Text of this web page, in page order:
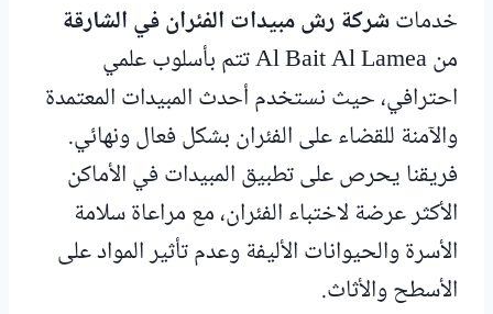
خدماتشركة رش مبيدات الفئران في الشارقة
من Al Bait Al Lamea تتم بأسلوب علمي
احترافي، حيث نستخدم أحدث المبيدات المعتمدة
والآمنة للقضاء على الفئران بشكل فعال ونهائي.
فريقنا يحرص على تطبيق المبيدات في الأماكن
الأكثر عرضة لاختباء الفئران، مع مراعاة سلامة
الأسرة والحيوانات الأليفة وعدم تأثير المواد على
الأسطح والأثاث.